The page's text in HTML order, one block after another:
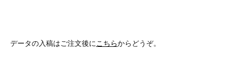
データの入稿はご注文後に こちらからどうぞ。